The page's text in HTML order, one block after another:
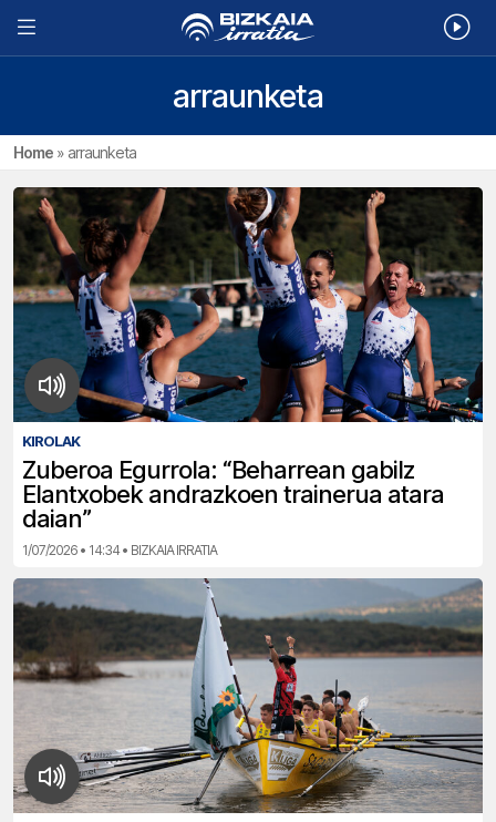
arraunketa
Home » arraunketa
KIROLAK
Zuberoa Egurrola: “Beharrean gabilz
Elantxobek andrazkoen trainerua atara
daian”
1/07/2026 • 14:34 • BIZKAIA IRRATIA